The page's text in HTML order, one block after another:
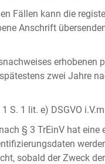
Fällen kann die
Anschrift
erhobenen
zwei Jahre
S. 1 lit. e) DSGVO
§ 3 TrEinV hat eine
sobald der Zweck